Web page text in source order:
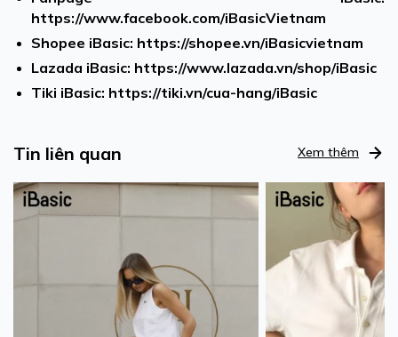
https://www.facebook.com/iBasicVietnam
Shopee iBasic: https://shopee.vn/iBasicvietnam
Lazada iBasic: https://www.lazada.vn/shop/iBasic
Tiki iBasic: https://tiki.vn/cua-hang/iBasic
Tin liên quan Xem thêm